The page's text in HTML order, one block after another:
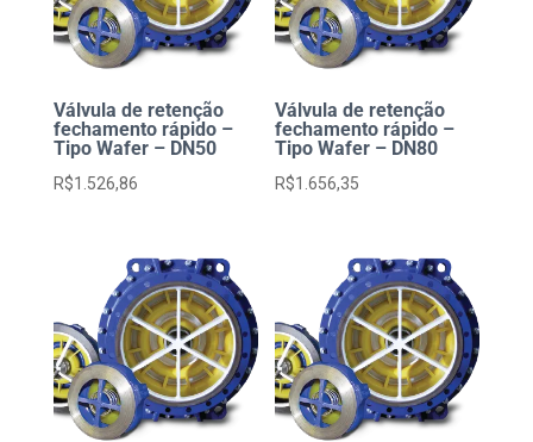
Válvula de retenção
fechamento rápido –
Tipo Wafer – DN50
R$1.526,86
Válvula de retenção
fechamento rápido –
Tipo Wafer – DN80
R$1.656,35